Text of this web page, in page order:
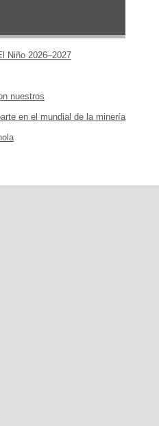
Niño 2026–2027
nuestros
en el mundial de la minería